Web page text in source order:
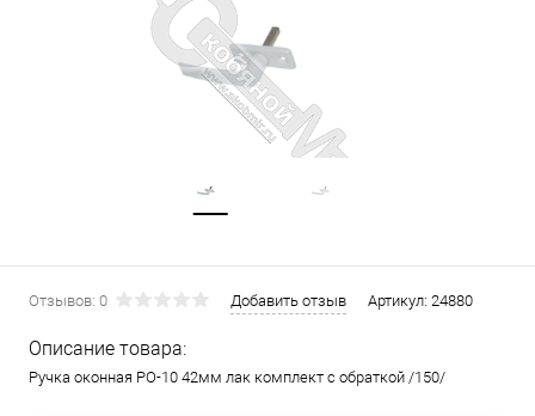
Отзывов: 0 Добавить отзыв Артикул: 24880
Описание товара:
Ручка оконная РО-10 42мм лак комплект с обраткой /150/